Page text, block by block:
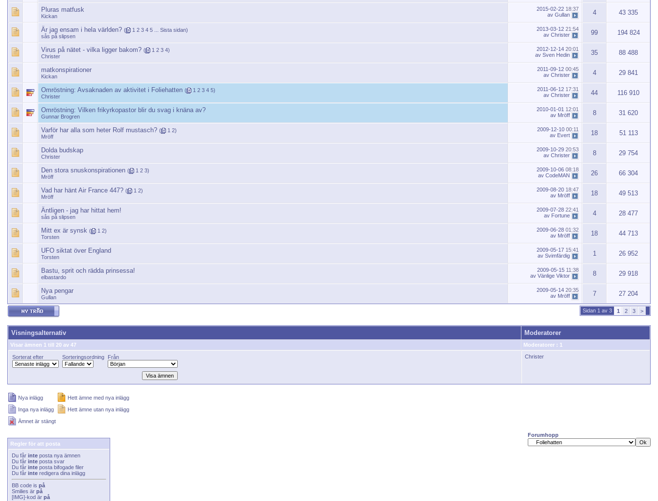
Pluras matfusk
Kickan
2015-02-22 18:37
av Gullan 4 43 335
Är jag ensam i hela världen? ( 1 2 3 4 5 Sista sidan)
sås på slipsen
2013-03-12 21:54
av Christer 99 194 824
Virus på nätet - vilka ligger bakom? ( 1 2 3 4)
Christer
2012-12-14 20:01
av Sven Hedin 35 88 488
matkonspirationer
Kickan
2011-09-12 00:45
av Christer 4 29 841
Omröstning: Avsaknaden av aktivitet i Foliehatten ( 1 2 3 4 5)
Christer
2011-06-12 17:31
av Christer 44 116 910
Omröstning: Vilken frikyrkopastor blir du svag i knäna av?
Gunnar Brogren
2010-01-01 12:01
av Mröff 8 31 620
Varför har alla som heter Rolf mustasch? ( 1 2)
Mröff
2009-12-10 00:11
av Evert 18 51 113
Dolda budskap
Christer
2009-10-29 20:53
av Christer 8 29 754
Den stora snuskonspirationen ( 1 2 3)
Mröff
2009-10-06 08:18
av CodeMAN 26 66 304
Vad har hänt Air France 447? ( 1 2)
Mröff
2009-08-20 18:47
av Mröff 18 49 513
Äntligen - jag har hittat hem!
sås på slipsen
2009-07-28 22:41
av Fortune 4 28 477
Mitt ex är synsk ( 1 2)
Torsten
2009-06-28 01:32
av Mröff 18 44 713
UFO siktat över England
Torsten
2009-05-17 15:41
av Svimfärdig 1 26 952
Bastu, sprit och rädda prinsessa!
elbastardo
2009-05-15 11:38
av Vänlige Viktor 8 29 918
Nya pengar
Gullan
2009-05-14 20:35
av Mröff 7 27 204
Sidan 1 av 3 1 2 3 >
Visningsalternativ Moderatorer
Visar ämnen 1 till 20 av 47 Moderatorer : 1
Sorterat efter Sorteringsordning Från Christer
Nya inlägg
Hett ämne med nya inlägg
Inga nya inlägg
Hett ämne utan nya inlägg
Ämnet är stängt
Regler för att posta
Du får inte posta nya ämnen
Du får inte posta svar
Du får inte posta bifogade filer
Du får inte redigera dina inlägg
BB code is på
Smilies är på
[IMG]-kod är på
Forumhopp